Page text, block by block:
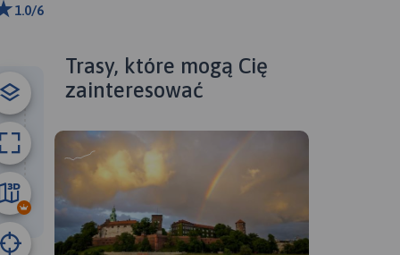
1.0/6
m
Trasy, które mogą Cię
zainteresować